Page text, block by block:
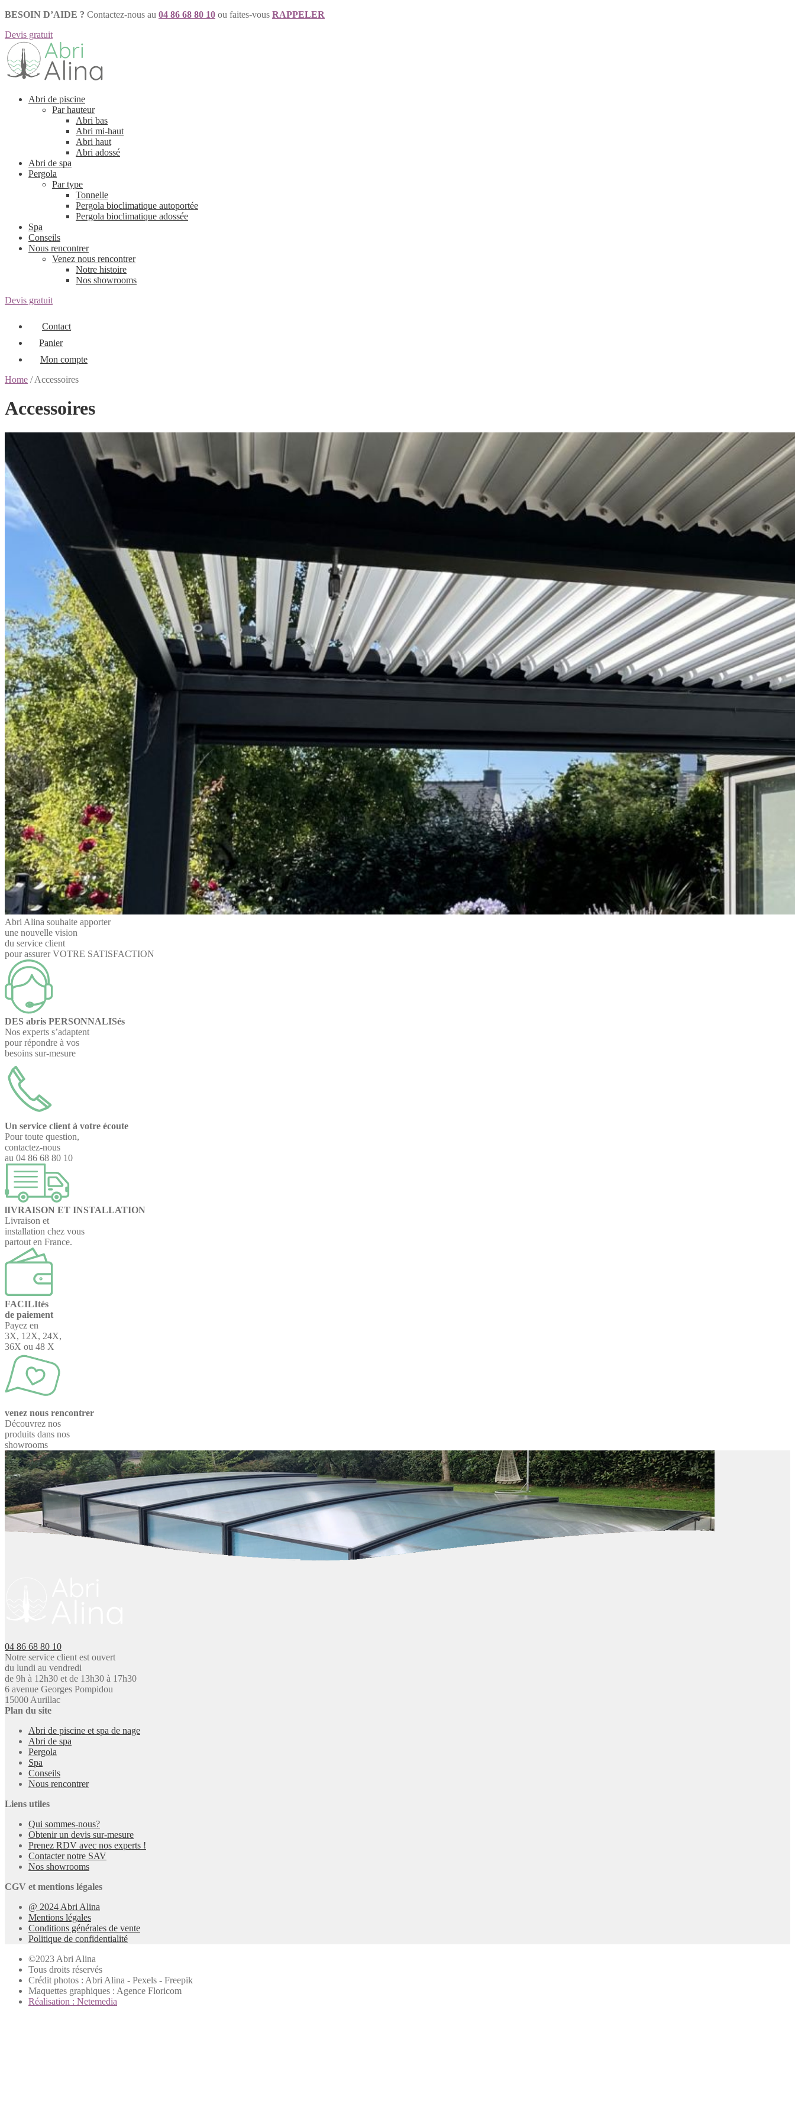
BESOIN D’AIDE ? Contactez-nous au 04 86 68 80 10 ou faites-vous RAPPELER
Devis gratuit
Aller
à
la
navigation
Aller
au
contenu
Abri de piscine
Par hauteur
Abri bas
Abri mi-haut
Abri haut
Abri adossé
Abri de spa
Pergola
Par type
Tonnelle
Pergola bioclimatique autoportée
Pergola bioclimatique adossée
Spa
Conseils
Nous rencontrer
Venez nous rencontrer
Notre histoire
Nos showrooms
Devis gratuit
Contact
Panier
Mon compte
Home / Accessoires
Accessoires
Abri Alina souhaite apporter
une nouvelle vision
du service client
pour assurer VOTRE SATISFACTION
DES abris PERSONNALISés
Nos experts s’adaptent
pour répondre à vos
besoins sur-mesure
Un service client à votre écoute
Pour toute question,
contactez-nous
au 04 86 68 80 10
lIVRAISON ET INSTALLATION
Livraison et
installation chez vous
partout en France.
FACILItés
de paiement
Payez en
3X, 12X, 24X,
36X ou 48 X
venez nous rencontrer
Découvrez nos
produits dans nos
showrooms
04 86 68 80 10
Notre service client est ouvert
du lundi au vendredi
de 9h à 12h30 et de 13h30 à 17h30
6 avenue Georges Pompidou
15000 Aurillac
Plan du site
Abri de piscine et spa de nage
Abri de spa
Pergola
Spa
Conseils
Nous rencontrer
Liens utiles
Qui sommes-nous?
Obtenir un devis sur-mesure
Prenez RDV avec nos experts !
Contacter notre SAV
Nos showrooms
CGV et mentions légales
@ 2024 Abri Alina
Mentions légales
Conditions générales de vente
Politique de confidentialité
©2023 Abri Alina
Tous droits réservés
Crédit photos : Abri Alina - Pexels - Freepik
Maquettes graphiques : Agence Floricom
Réalisation : Netemedia